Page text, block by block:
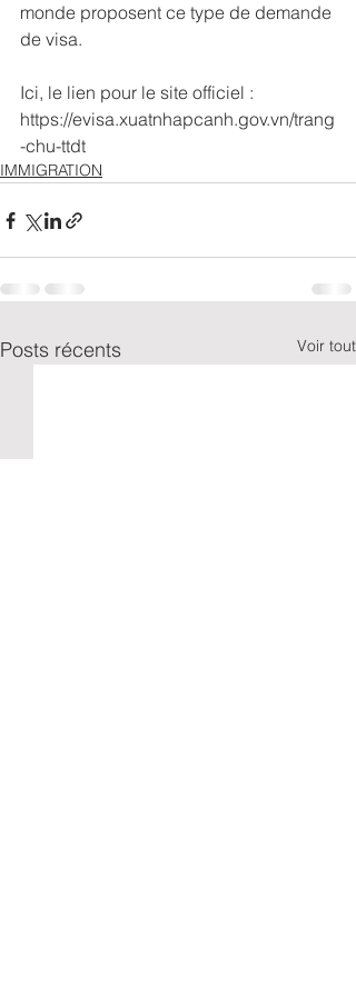
monde proposent ce type de demande
de visa.
Ici, le lien pour le site officiel :
https://evisa.xuatnhapcanh.gov.vn/trang
-chu-ttdt
IMMIGRATION
Posts récents Voir tout